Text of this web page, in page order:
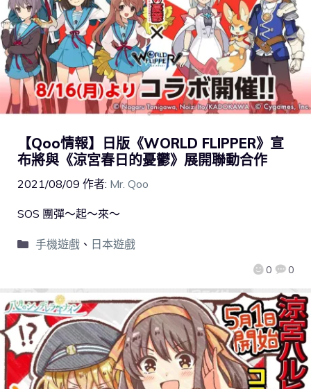
【Qoo情報】日版《WORLD FLIPPER》宣
布將與《涼宮春日的憂鬱》展開聯動合作
2021/08/09 作者: Mr. Qoo
0 0
SOS 團彈～起～來～
手機遊戲、 日本遊戲